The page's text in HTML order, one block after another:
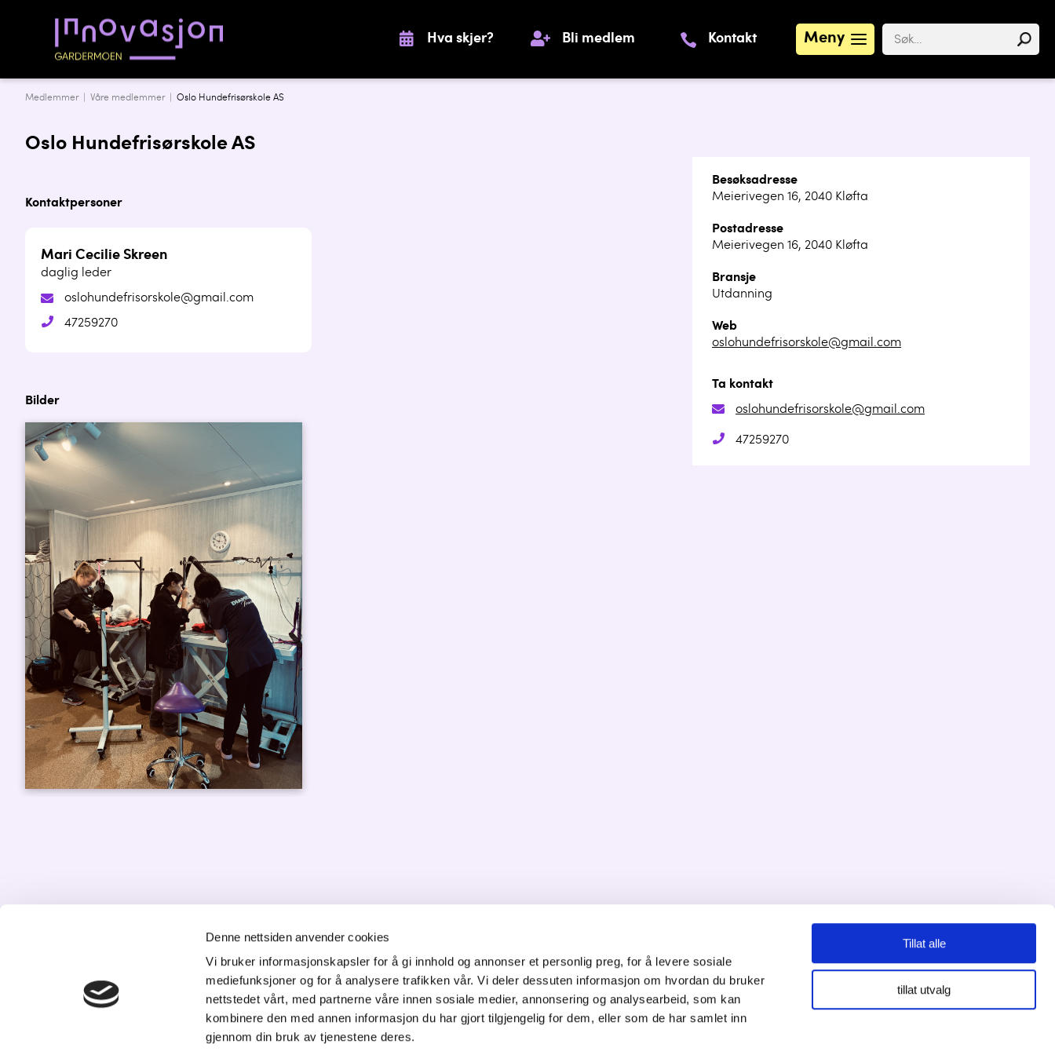
Denne nettsiden anvender cookies
Vi bruker informasjonskapsler for å gi innhold og annonser et personlig preg, for å levere sosiale
mediefunksjoner og for å analysere trafikken vår. Vi deler dessuten informasjon om hvordan du bruker
nettstedet vårt, med partnerne våre innen sosiale medier, annonsering og analysearbeid, som kan
kombinere den med annen informasjon du har gjort tilgjengelig for dem, eller som de har samlet inn
gjennom din bruk av tjenestene deres.
Tillat alle
tillat utvalg
Meny
Hva skjer? Bli medlem Kontakt
Medlemmer | Våre medlemmer| Oslo Hundefrisørskole AS
Oslo Hundefrisørskole AS
Kontaktpersoner
Mari Cecilie Skreen
daglig leder
oslohundefrisorskole@gmail.com
47259270
Bilder
Besøksadresse
Meierivegen 16, 2040 Kløfta
Postadresse
Meierivegen 16, 2040 Kløfta
Bransje
Utdanning
Web
oslohundefrisorskole@gmail.com
Ta kontakt
oslohundefrisorskole@gmail.com
47259270
KONTAKT OSS
Storgata 6,
2050 Jessheim
Tlf: 64 82 22 90
Cookies informasjon